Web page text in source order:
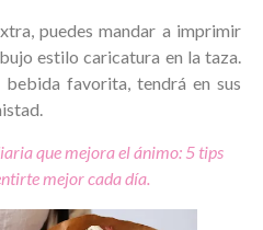
puedes mandar a imprimir
estilo caricatura en la taza.
favorita, tendrá en sus
que mejora el ánimo: 5 tips
mejor cada día.